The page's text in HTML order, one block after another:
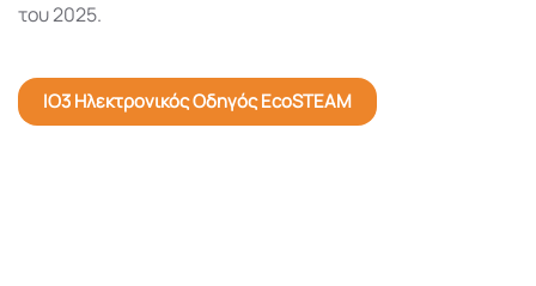
του 2025.
IO3 Ηλεκτρονικός Οδηγός EcoSTEAM